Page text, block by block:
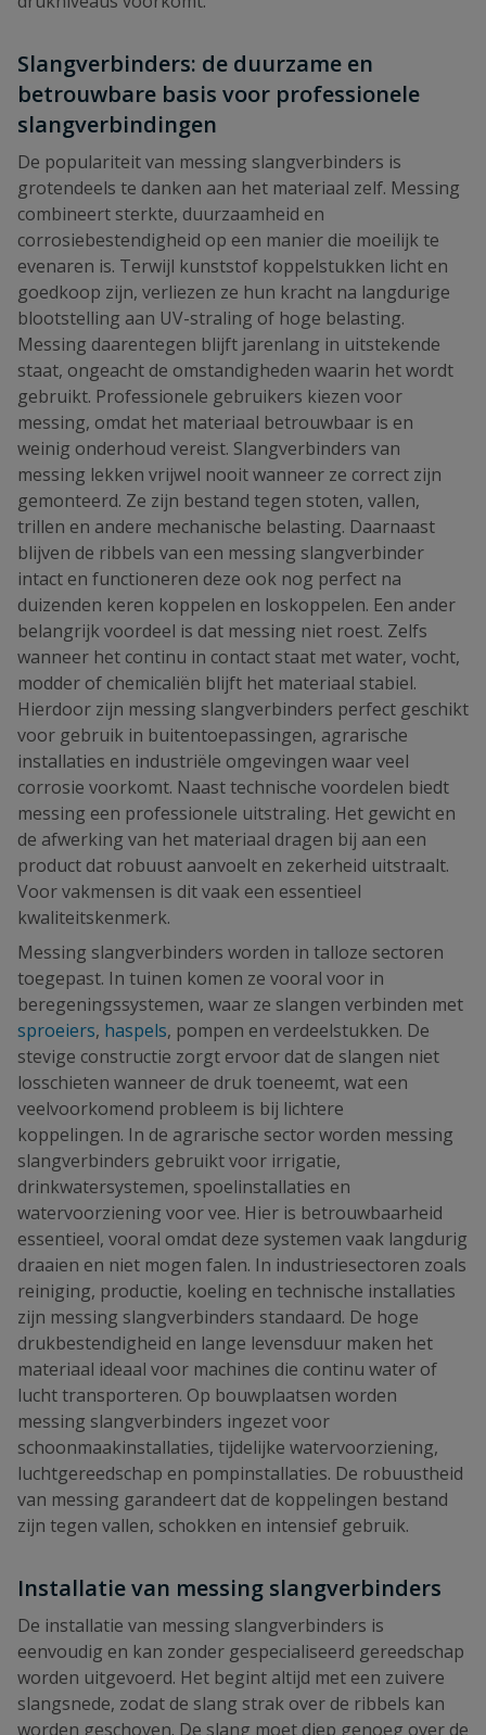
Slangverbinders: de duurzame en
betrouwbare basis voor professionele
slangverbindingen
De populariteit van messing slangverbinders is
grotendeels te danken aan het materiaal zelf. Messing
combineert sterkte, duurzaamheid en
corrosiebestendigheid op een manier die moeilijk te
evenaren is. Terwijl kunststof koppelstukken licht en
goedkoop zijn, verliezen ze hun kracht na langdurige
blootstelling aan UV-straling of hoge belasting.
Messing daarentegen blijft jarenlang in uitstekende
staat, ongeacht de omstandigheden waarin het wordt
gebruikt. Professionele gebruikers kiezen voor
messing, omdat het materiaal betrouwbaar is en
weinig onderhoud vereist. Slangverbinders van
messing lekken vrijwel nooit wanneer ze correct zijn
gemonteerd. Ze zijn bestand tegen stoten, vallen,
trillen en andere mechanische belasting. Daarnaast
blijven de ribbels van een messing slangverbinder
intact en functioneren deze ook nog perfect na
duizenden keren koppelen en loskoppelen. Een ander
belangrijk voordeel is dat messing niet roest. Zelfs
wanneer het continu in contact staat met water, vocht,
modder of chemicaliën blijft het materiaal stabiel.
Hierdoor zijn messing slangverbinders perfect geschikt
voor gebruik in buitentoepassingen, agrarische
installaties en industriële omgevingen waar veel
corrosie voorkomt. Naast technische voordelen biedt
messing een professionele uitstraling. Het gewicht en
de afwerking van het materiaal dragen bij aan een
product dat robuust aanvoelt en zekerheid uitstraalt.
Voor vakmensen is dit vaak een essentieel
kwaliteitskenmerk.
Messing slangverbinders worden in talloze sectoren
toegepast. In tuinen komen ze vooral voor in
beregeningssystemen, waar ze slangen verbinden met
sproeiers, haspels, pompen en verdeelstukken. De
stevige constructie zorgt ervoor dat de slangen niet
losschieten wanneer de druk toeneemt, wat een
veelvoorkomend probleem is bij lichtere
koppelingen. In de agrarische sector worden messing
slangverbinders gebruikt voor irrigatie,
drinkwatersystemen, spoelinstallaties en
watervoorziening voor vee. Hier is betrouwbaarheid
essentieel, vooral omdat deze systemen vaak langdurig
draaien en niet mogen falen. In industriesectoren zoals
reiniging, productie, koeling en technische installaties
zijn messing slangverbinders standaard. De hoge
drukbestendigheid en lange levensduur maken het
materiaal ideaal voor machines die continu water of
lucht transporteren. Op bouwplaatsen worden
messing slangverbinders ingezet voor
schoonmaakinstallaties, tijdelijke watervoorziening,
luchtgereedschap en pompinstallaties. De robuustheid
van messing garandeert dat de koppelingen bestand
zijn tegen vallen, schokken en intensief gebruik.
Installatie van messing slangverbinders
De installatie van messing slangverbinders is
eenvoudig en kan zonder gespecialiseerd gereedschap
worden uitgevoerd. Het begint altijd met een zuivere
slangsnede, zodat de slang strak over de ribbels kan
worden geschoven. De slang moet diep genoeg over de